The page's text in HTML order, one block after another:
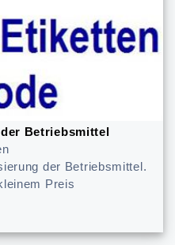
Betriebsmittel
der Betriebsmittel.
Preis